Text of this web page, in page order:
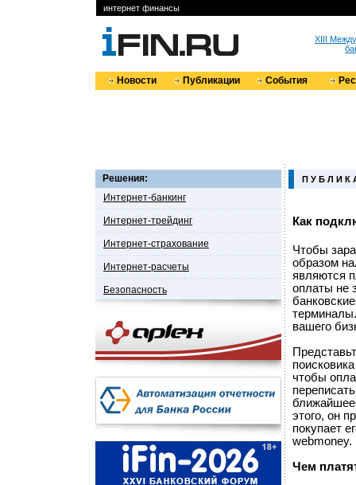
интернет финансы
XIII
Новости Публикации События
Решения:
Интернет-банкинг
Интернет-трейдинг
Интернет-страхование
Интернет-расчеты
Безопасность
П У Б Л И К
Как
Чтобы
образом
являются
оплаты не
вашего
чтобы
ближайшее
этого, он
покупает
webmoney.
Чем